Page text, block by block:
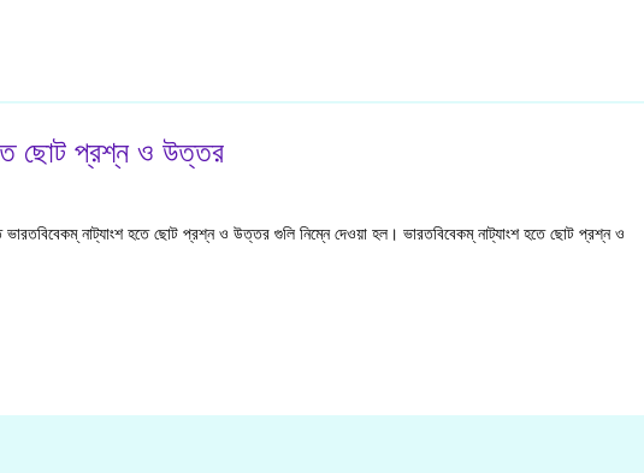
ছোট প্রশ্ন ও উত্তর
নাট্যাংশ হতে ছোট প্রশ্ন ও উত্তর গুলি নিম্নে দেওয়া হল। ভারতবিবেকম্ নাট্যাংশ হতে ছোট প্রশ্ন ও